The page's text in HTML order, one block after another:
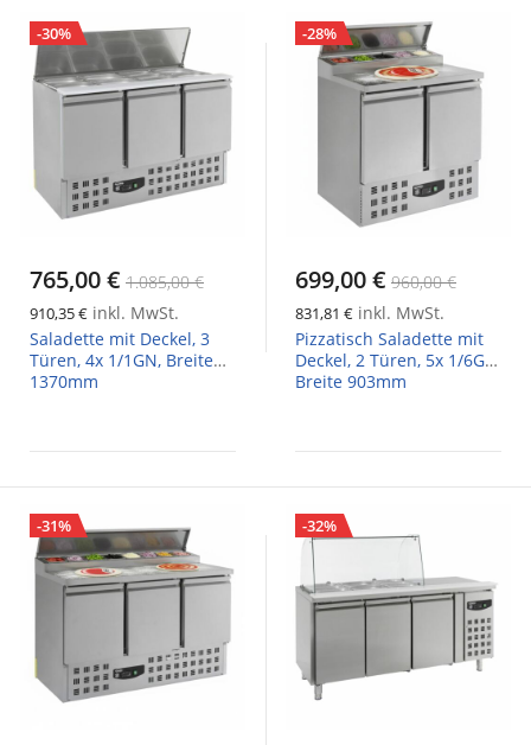
-30%
765,00 € 1.085,00 €
910,35 € inkl. MwSt.
Saladette mit Deckel, 3
Türen, 4x 1/1GN, Breite
1370mm
-28%
699,00 € 960,00 €
831,81 € inkl. MwSt.
Pizzatisch Saladette mit
Deckel, 2 Türen, 5x 1/6GN,
Breite 903mm
-31% -32%